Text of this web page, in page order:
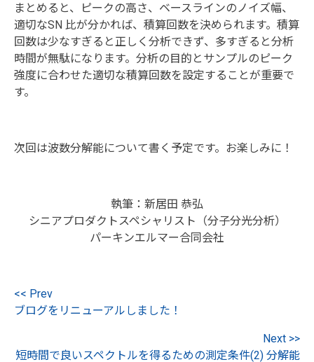
まとめると、ピークの高さ、ベースラインのノイズ幅、
適切なSN 比が分かれば、積算回数を決められます。積算
回数は少なすぎると正しく分析できず、多すぎると分析
時間が無駄になります。分析の目的とサンプルのピーク
強度に合わせた適切な積算回数を設定することが重要で
す。
次回は波数分解能について書く予定です。お楽しみに！
執筆：新居田 恭弘
シニアプロダクトスペシャリスト（分子分光分析）
パーキンエルマー合同会社
<< Prev
ブログをリニューアルしました！
Next >>
短時間で良いスペクトルを得るための測定条件(2) 分解能